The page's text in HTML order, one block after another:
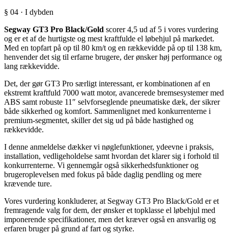
§ 04 · I dybden
Segway GT3 Pro Black/Gold scorer 4,5 ud af 5 i vores vurdering
og er et af de hurtigste og mest kraftfulde el løbehjul på markedet.
Med en topfart på op til 80 km/t og en rækkevidde på op til 138 km,
henvender det sig til erfarne brugere, der ønsker høj performance og
lang rækkevidde.
Det, der gør GT3 Pro særligt interessant, er kombinationen af en
ekstremt kraftfuld 7000 watt motor, avancerede bremsesystemer med
ABS samt robuste 11″ selvforseglende pneumatiske dæk, der sikrer
både sikkerhed og komfort. Sammenlignet med konkurrenterne i
premium-segmentet, skiller det sig ud på både hastighed og
rækkevidde.
I denne anmeldelse dækker vi nøglefunktioner, ydeevne i praksis,
installation, vedligeholdelse samt hvordan det klarer sig i forhold til
konkurrenterne. Vi gennemgår også sikkerhedsfunktioner og
brugeroplevelsen med fokus på både daglig pendling og mere
krævende ture.
Vores vurdering konkluderer, at Segway GT3 Pro Black/Gold er et
fremragende valg for dem, der ønsker et topklasse el løbehjul med
imponerende specifikationer, men det kræver også en ansvarlig og
erfaren bruger på grund af fart og styrke.